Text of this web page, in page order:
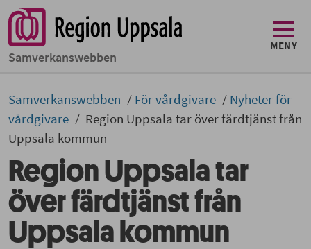
Samverkans­­webben
MENY
Samverkans­­­webben För vårdgivare
Nyheter för
vårdgivare
Region Uppsala tar över färdtjänst från
Uppsala kommun
Region Uppsala tar
över färdtjänst från
Uppsala kommun